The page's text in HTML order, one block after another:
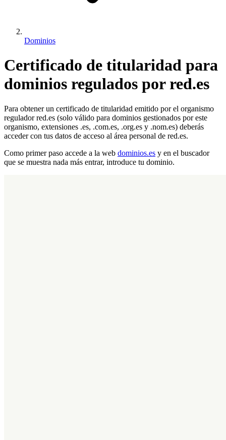
Dominios
Certificado de titularidad para
dominios regulados por red.es
Para obtener un certificado de titularidad emitido por el organismo
regulador red.es (solo válido para dominios gestionados por este
organismo, extensiones .es, .com.es, .org.es y .nom.es) deberás
acceder con tus datos de acceso al área personal de red.es.
Como primer paso accede a la web dominios.es y en el buscador
que se muestra nada más entrar, introduce tu dominio.